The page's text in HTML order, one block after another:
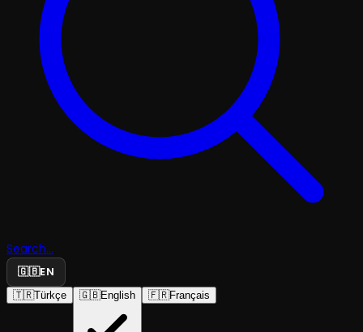
Search...
🇬🇧EN
🇹🇷Türkçe 🇬🇧English 🇫🇷Français